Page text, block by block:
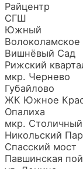
Райцентр
СГШ
Южный
Волоколамское
Вишнёвый Сад
Рижский
мкр. Чернево
Губайлово
ЖК Южное
Опалиха
мкр. Столичный
Никольский
Спасский мост
Павшинская